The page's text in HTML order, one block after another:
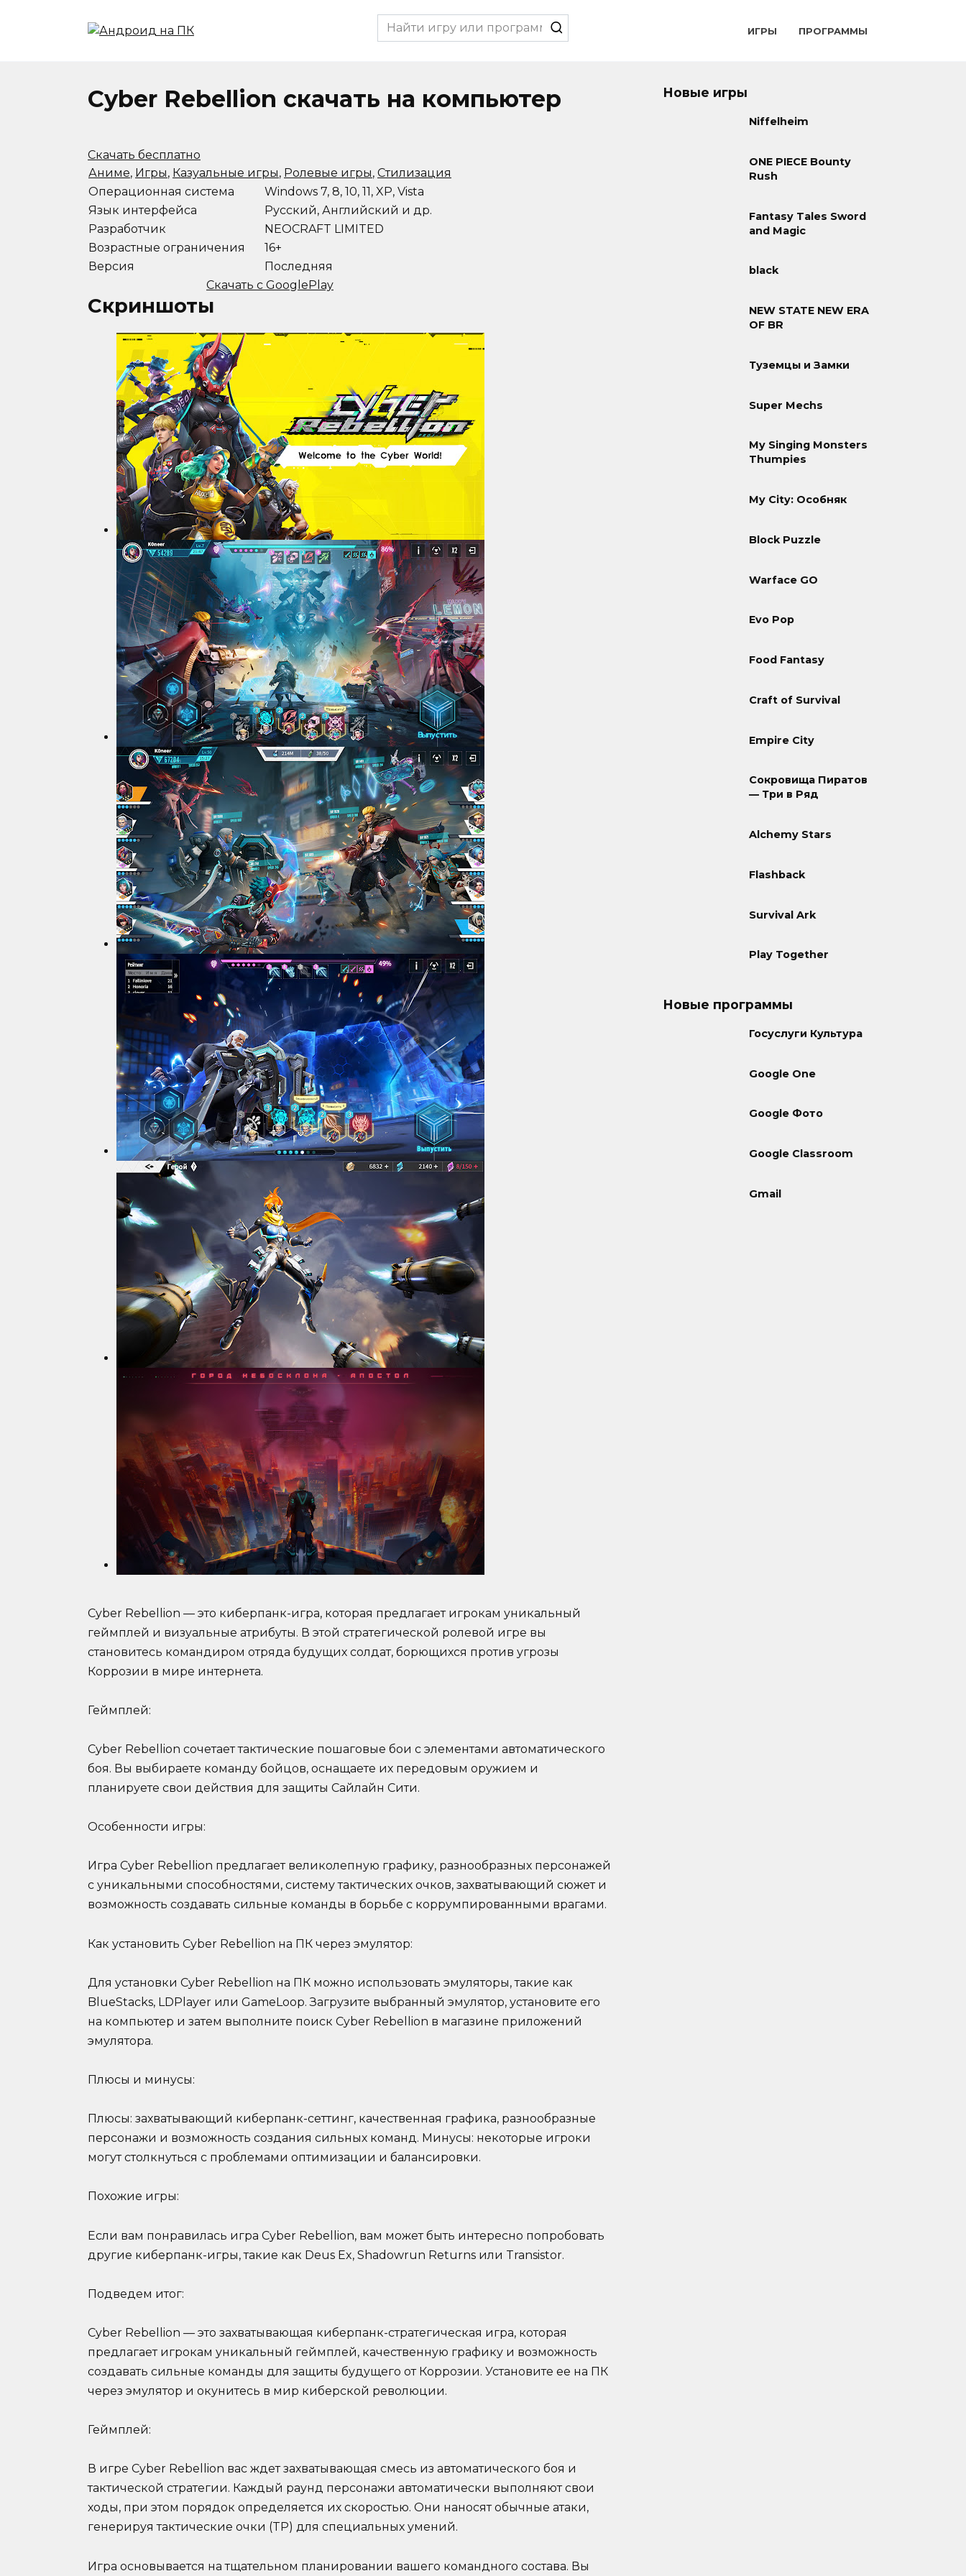
Search
for:
ИГРЫ ПРОГРАММЫ
Cyber Rebellion скачать на компьютер
Скачать бесплатно
Аниме, Игры, Казуальные игры, Ролевые игры, Стилизация
Операционная система
Windows 7, 8, 10, 11, XP, Vista
Язык интерфейса
Русский, Английский и др.
Разработчик
NEOCRAFT LIMITED
Возрастные ограничения
16+
Версия
Последняя
Скачать с GooglePlay
Скриншоты
Cyber Rebellion — это киберпанк-игра, которая предлагает игрокам уникальный
геймплей и визуальные атрибуты. В этой стратегической ролевой игре вы
становитесь командиром отряда будущих солдат, борющихся против угрозы
Коррозии в мире интернета.
Геймплей:
Cyber Rebellion сочетает тактические пошаговые бои с элементами автоматического
боя. Вы выбираете команду бойцов, оснащаете их передовым оружием и
планируете свои действия для защиты Сайлайн Сити.
Особенности игры:
Игра Cyber Rebellion предлагает великолепную графику, разнообразных персонажей
с уникальными способностями, систему тактических очков, захватывающий сюжет и
возможность создавать сильные команды в борьбе с коррумпированными врагами.
Как установить Cyber Rebellion на ПК через эмулятор:
Для установки Cyber Rebellion на ПК можно использовать эмуляторы, такие как
BlueStacks, LDPlayer или GameLoop. Загрузите выбранный эмулятор, установите его
на компьютер и затем выполните поиск Cyber Rebellion в магазине приложений
эмулятора.
Плюсы и минусы:
Плюсы: захватывающий киберпанк-сеттинг, качественная графика, разнообразные
персонажи и возможность создания сильных команд. Минусы: некоторые игроки
могут столкнуться с проблемами оптимизации и балансировки.
Похожие игры:
Если вам понравилась игра Cyber Rebellion, вам может быть интересно попробовать
другие киберпанк-игры, такие как Deus Ex, Shadowrun Returns или Transistor.
Подведем итог:
Cyber Rebellion — это захватывающая киберпанк-стратегическая игра, которая
предлагает игрокам уникальный геймплей, качественную графику и возможность
создавать сильные команды для защиты будущего от Коррозии. Установите ее на ПК
через эмулятор и окунитесь в мир киберской революции.
Геймплей:
В игре Cyber Rebellion вас ждет захватывающая смесь из автоматического боя и
тактической стратегии. Каждый раунд персонажи автоматически выполняют свои
ходы, при этом порядок определяется их скоростью. Они наносят обычные атаки,
генерируя тактические очки (TP) для специальных умений.
Игра основывается на тщательном планировании вашего командного состава. Вы
Новые игры
Niffelheim
ONE PIECE Bounty
Rush
Fantasy Tales Sword
and Magic
black
NEW STATE NEW ERA
OF BR
Туземцы и Замки
Super Mechs
My Singing Monsters
Thumpies
My City: Особняк
Block Puzzle
Warface GO
Evo Pop
Food Fantasy
Craft of Survival
Empire City
Сокровища Пиратов
— Три в Ряд
Alchemy Stars
Flashback
Survival Ark
Play Together
Новые программы
Госуслуги Культура
Google One
Google Фото
Google Classroom
Gmail